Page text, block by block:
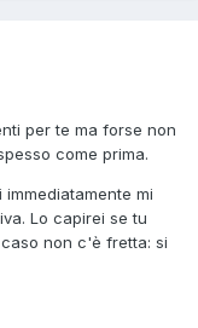
per te ma forse non
come prima.
mi
Lo capirei se tu
non c'è fretta: si